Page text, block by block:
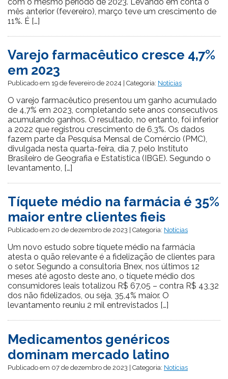
mês anterior (fevereiro), março teve um crescimento de
11%. É […]
Varejo farmacêutico cresce 4,7%
em 2023
Publicado em 19 de fevereiro de 2024 | Categoria: Notícias
O varejo farmacêutico presentou um ganho acumulado
de 4,7% em 2023, completando sete anos consecutivos
acumulando ganhos. O resultado, no entanto, foi inferior
a 2022 que registrou crescimento de 6,3%. Os dados
fazem parte da Pesquisa Mensal de Comércio (PMC),
divulgada nesta quarta-feira, dia 7, pelo Instituto
Brasileiro de Geografia e Estatística (IBGE). Segundo o
levantamento, […]
Tíquete médio na farmácia é 35%
maior entre clientes fieis
Publicado em 20 de dezembro de 2023 | Categoria: Notícias
Um novo estudo sobre tíquete médio na farmácia
atesta o quão relevante é a fidelização de clientes para
o setor. Segundo a consultoria Bnex, nos últimos 12
meses até agosto deste ano, o tíquete médio dos
consumidores leais totalizou R$ 67,05 – contra R$ 43,32
dos não fidelizados, ou seja, 35,4% maior. O
levantamento reuniu 2 mil entrevistados […]
Medicamentos genéricos
dominam mercado latino
Publicado em 07 de dezembro de 2023 | Categoria: Notícias